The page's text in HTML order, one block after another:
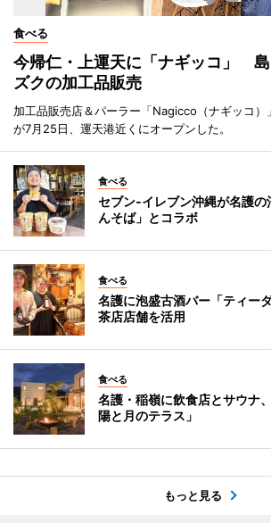
食べる
今帰仁・上運天に「ナギッコ」
ズクの加工品販売
加工品販売店＆パーラー「Nagicco（ナギッコ）
が7月25日、運天港近くにオープンした。
食べる
セブン‐イレブン沖縄が名護
んそば」とコラボ
食べる
名護に泡盛古酒バー「ティー
茶店店舗を活用
食べる
名護・稲嶺に飲食店とサウナ
陽と月のテラス」
もっと見る